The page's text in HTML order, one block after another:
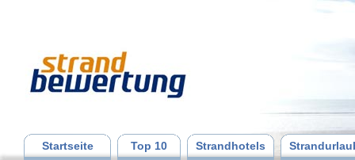
Startseite Top 10 Strandhotels